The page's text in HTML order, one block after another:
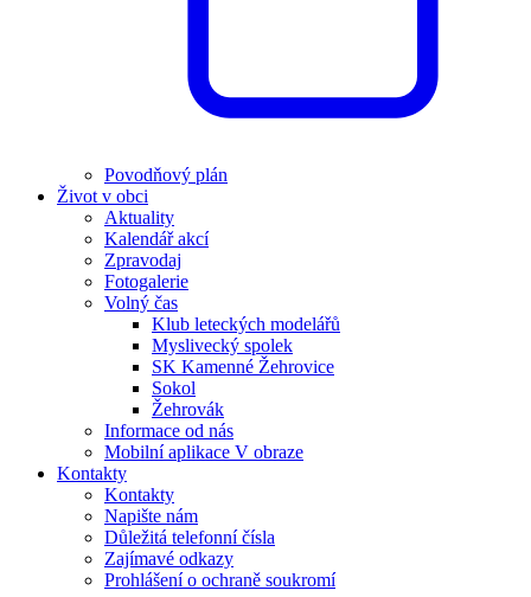
Povodňový plán
Život v obci
Aktuality
Kalendář akcí
Zpravodaj
Fotogalerie
Volný čas
Klub leteckých modelářů
Myslivecký spolek
SK Kamenné Žehrovice
Sokol
Žehrovák
Informace od nás
Mobilní aplikace V obraze
Kontakty
Kontakty
Napište nám
Důležitá telefonní čísla
Zajímavé odkazy
Prohlášení o ochraně soukromí